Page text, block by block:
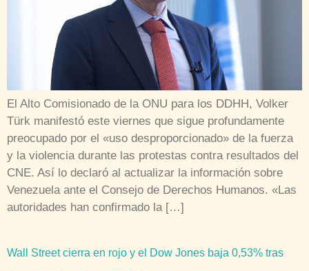
El Alto Comisionado de la ONU para los DDHH, Volker
Türk manifestó este viernes que sigue profundamente
preocupado por el «uso desproporcionado» de la fuerza
y la violencia durante las protestas contra resultados del
CNE. Así lo declaró al actualizar la información sobre
Venezuela ante el Consejo de Derechos Humanos. «Las
autoridades han confirmado la […]
Wall Street cierra en rojo y el Dow Jones baja 0,53% tras